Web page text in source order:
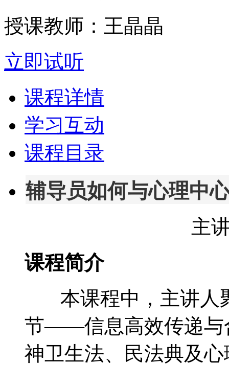
授课教师：王晶晶
立即试听
课程详情
学习互动
课程目录
辅导员如何与心理中
主
课程简介
本课程中，主讲人
节——信息高效传递与
神卫生法、民法典及